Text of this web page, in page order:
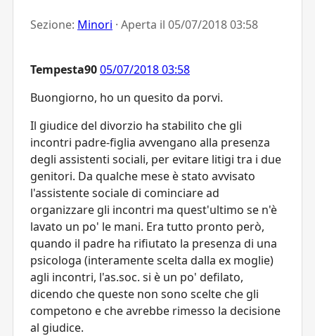
Sezione: Minori · Aperta il 05/07/2018 03:58
Tempesta9005/07/2018 03:58
Buongiorno, ho un quesito da porvi.
Il giudice del divorzio ha stabilito che gli
incontri padre-figlia avvengano alla presenza
degli assistenti sociali, per evitare litigi tra i due
genitori. Da qualche mese è stato avvisato
l'assistente sociale di cominciare ad
organizzare gli incontri ma quest'ultimo se n'è
lavato un po' le mani. Era tutto pronto però,
quando il padre ha rifiutato la presenza di una
psicologa (interamente scelta dalla ex moglie)
agli incontri, l'as.soc. si è un po' defilato,
dicendo che queste non sono scelte che gli
competono e che avrebbe rimesso la decisione
al giudice.